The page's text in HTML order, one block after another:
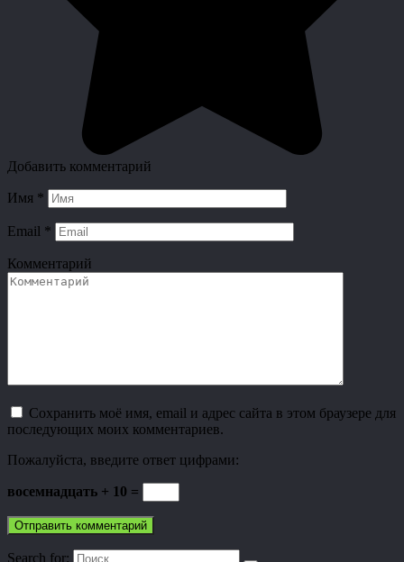
Добавить комментарий
Имя *
Email *
Комментарий
Сохранить моё имя, email и адрес сайта в этом браузере для
последующих моих комментариев.
Пожалуйста, введите ответ цифрами:
восемнадцать + 10 =
Search for: